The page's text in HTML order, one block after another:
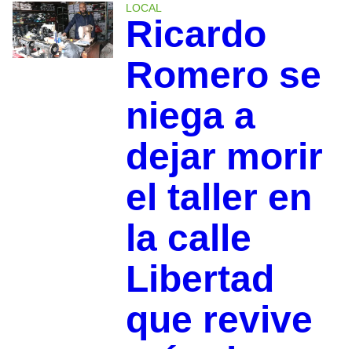
LOCAL
Ricardo
Romero se
niega a
dejar morir
el taller en
la calle
Libertad
que revive